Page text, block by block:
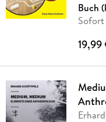
Buch
19,99